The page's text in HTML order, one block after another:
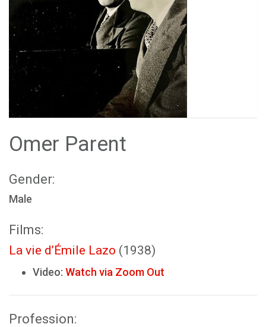
Omer Parent
Gender:
Male
Films:
La vie d’Émile Lazo (1938)
Video: Watch via Zoom Out
Profession: